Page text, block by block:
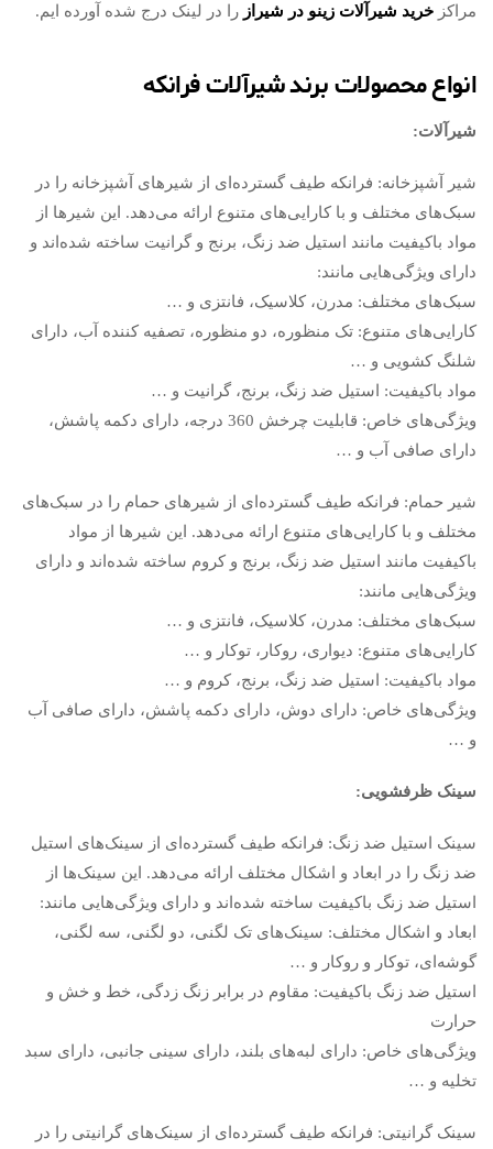
مراکز خرید شیرآلات زینو در شیراز را در لینک درج شده آورده ایم.
انواع محصولات برند شیرآلات فرانکه
شیرآلات:
شیر آشپزخانه: فرانکه طیف گسترده‌ای از شیرهای آشپزخانه را در
سبک‌های مختلف و با کارایی‌های متنوع ارائه می‌دهد. این شیرها از
مواد باکیفیت مانند استیل ضد زنگ، برنج و گرانیت ساخته شده‌اند و
دارای ویژگی‌هایی مانند:
سبک‌های مختلف: مدرن، کلاسیک، فانتزی و …
کارایی‌های متنوع: تک منظوره، دو منظوره، تصفیه کننده آب، دارای
شلنگ کشویی و …
مواد باکیفیت: استیل ضد زنگ، برنج، گرانیت و …
ویژگی‌های خاص: قابلیت چرخش 360 درجه، دارای دکمه پاشش،
دارای صافی آب و …
شیر حمام: فرانکه طیف گسترده‌ای از شیرهای حمام را در سبک‌های
مختلف و با کارایی‌های متنوع ارائه می‌دهد. این شیرها از مواد
باکیفیت مانند استیل ضد زنگ، برنج و کروم ساخته شده‌اند و دارای
ویژگی‌هایی مانند:
سبک‌های مختلف: مدرن، کلاسیک، فانتزی و …
کارایی‌های متنوع: دیواری، روکار، توکار و …
مواد باکیفیت: استیل ضد زنگ، برنج، کروم و …
ویژگی‌های خاص: دارای دوش، دارای دکمه پاشش، دارای صافی آب
و …
سینک ظرفشویی:
سینک استیل ضد زنگ: فرانکه طیف گسترده‌ای از سینک‌های استیل
ضد زنگ را در ابعاد و اشکال مختلف ارائه می‌دهد. این سینک‌ها از
استیل ضد زنگ باکیفیت ساخته شده‌اند و دارای ویژگی‌هایی مانند:
ابعاد و اشکال مختلف: سینک‌های تک لگنی، دو لگنی، سه لگنی،
گوشه‌ای، توکار و روکار و …
استیل ضد زنگ باکیفیت: مقاوم در برابر زنگ زدگی، خط و خش و
حرارت
ویژگی‌های خاص: دارای لبه‌های بلند، دارای سینی جانبی، دارای سبد
تخلیه و …
سینک گرانیتی: فرانکه طیف گسترده‌ای از سینک‌های گرانیتی را در